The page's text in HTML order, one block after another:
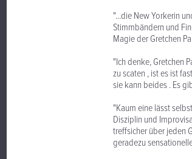
"...die New Yorkerin
Stimmbändern und
Magie der Gretchen
"Ich denke, Gretchen
zu scaten , ist es ist
sie kann beides . Es
"Kaum eine lässt
Disziplin und
treffsicher über jeden
geradezu